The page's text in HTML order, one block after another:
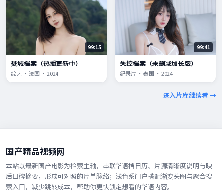
99:15
焚城档案（热播更新中）
综艺 · 法国 · 2024
99:41
失控档案（未删减加长版）
纪录片 · 泰国 · 2024
进入片库继续看 →
国产精品视频网
本站以最新国产电影为检索主轴，串联华语档日历、片源清晰度说明与映
后口碑摘要，形成可对照的片单脉络；浅色系门户搭配渐变头图与聚合搜
索入口，减少跳转成本，帮助你更快锁定想看的华语内容。